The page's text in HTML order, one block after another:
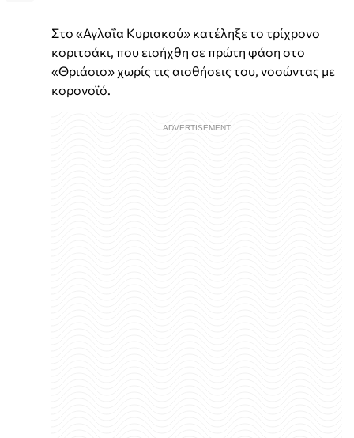
Στο «Αγλαΐα Κυριακού» κατέληξε το τρίχρονο
κοριτσάκι, που εισήχθη σε πρώτη φάση στο
«Θριάσιο» χωρίς τις αισθήσεις του, νοσώντας με
κορονοϊό.